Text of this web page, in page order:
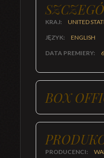
KRAJ: UNITED
JĘZYK: ENGLISH
DATA PREMIERY:
BOX
PRODUCENCI: